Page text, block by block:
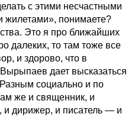
с этими несчастными
жилетами», понимаете?
Это я про ближайших
далеких, то там тоже все
и здорово, что в
дает высказаться
социально и по
же и священник, и
и дирижер, и писатель — и